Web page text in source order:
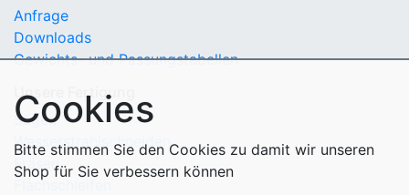
Anfrage
Downloads
Gewichts- und Passungstabellen
Unsere Fertigung
Sägen
Wasserstrahlschneiden
Fräsen
Flachschleifen
Cookies
Bitte stimmen Sie den Cookies zu damit wir unseren
Shop für Sie verbessern können